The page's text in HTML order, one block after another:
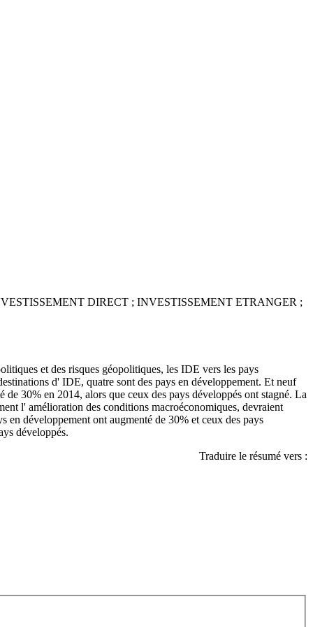
DIRECT ; INVESTISSEMENT ETRANGER ;
et des risques géopolitiques, les IDE vers les pays
d' IDE, quatre sont des pays en développement. Et neuf
30% en 2014, alors que ceux des pays développés ont stagné. La
l' amélioration des conditions macroéconomiques, devraient
en développement ont augmenté de 30% et ceux des pays
développés.
Traduire le résumé vers :